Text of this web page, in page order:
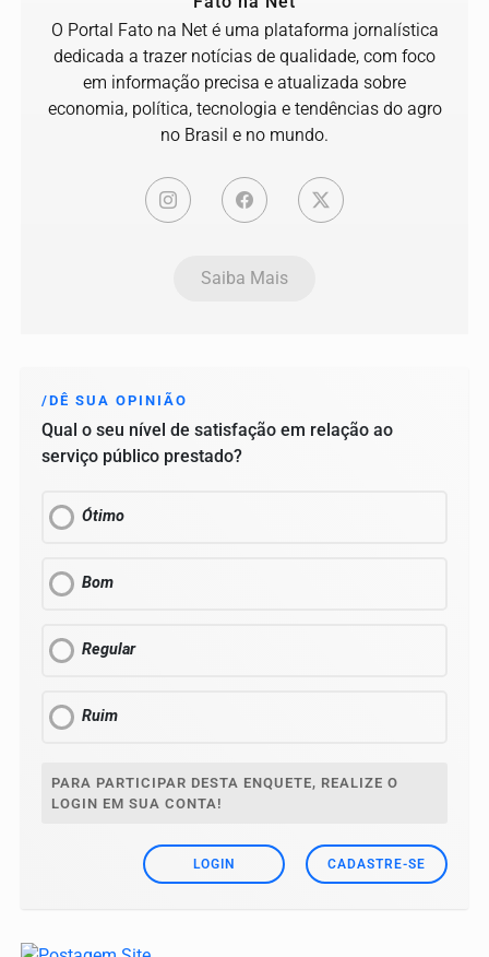
O Portal Fato na Net é uma plataforma jornalística
dedicada a trazer notícias de qualidade, com foco
em informação precisa e atualizada sobre
economia, política, tecnologia e tendências do agro
no Brasil e no mundo.
Saiba Mais
/DÊ SUA OPINIÃO
Qual o seu nível de satisfação em relação ao
serviço público prestado?
Ótimo
Bom
Regular
Ruim
PARA PARTICIPAR DESTA ENQUETE, REALIZE O
LOGIN EM SUA CONTA!
LOGIN CADASTRE-SE